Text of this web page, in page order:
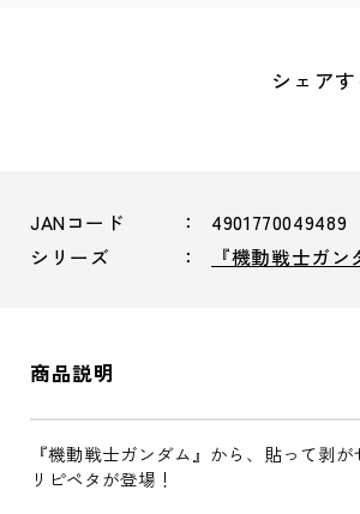
シェアす
JANコード
4901770049489
シリーズ
『機動戦士ガ
商品説明
『機動戦士ガンダム』から、貼って剥
リピペタが登場！